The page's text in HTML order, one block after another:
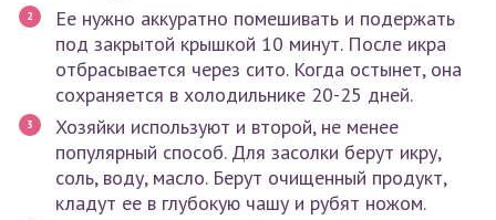
Ее нужно аккуратно помешивать и подержать
под закрытой крышкой 10 минут. После икра
отбрасывается через сито. Когда остынет, она
сохраняется в холодильнике 20-25 дней.
Хозяйки используют и второй, не менее
популярный способ. Для засолки берут икру,
соль, воду, масло. Берут очищенный продукт,
кладут ее в глубокую чашу и рубят ножом.